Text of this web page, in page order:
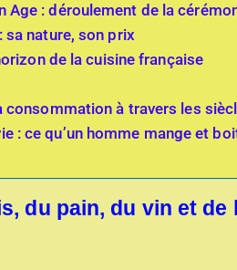
Age : déroulement de la
sa nature, son prix
de la cuisine française
consommation à travers les
: ce qu’un homme mange et
du pain, du vin et de